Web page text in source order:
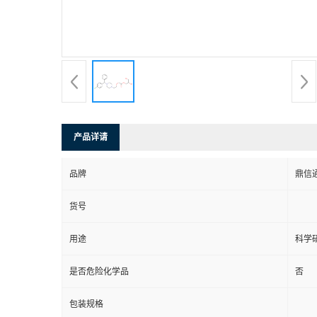
产品详请
品牌 鼎信
货号
用途 科学
是否危险化学品 否
包装规格